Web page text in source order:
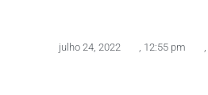
julho 24, 2022 , 12:55 pm ,